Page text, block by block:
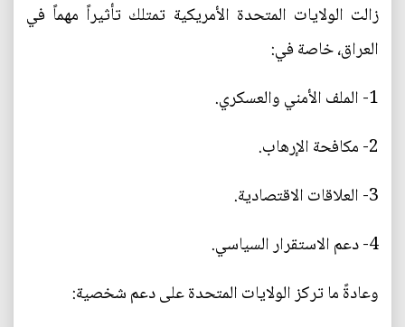
زالت الولايات المتحدة الأمريكية تمتلك تأثيراً مهماً في
العراق، خاصة في:
1- الملف الأمني والعسكري.
2- مكافحة الإرهاب.
3- العلاقات الاقتصادية.
4- دعم الاستقرار السياسي.
وعادةً ما تركز الولايات المتحدة على دعم شخصية: